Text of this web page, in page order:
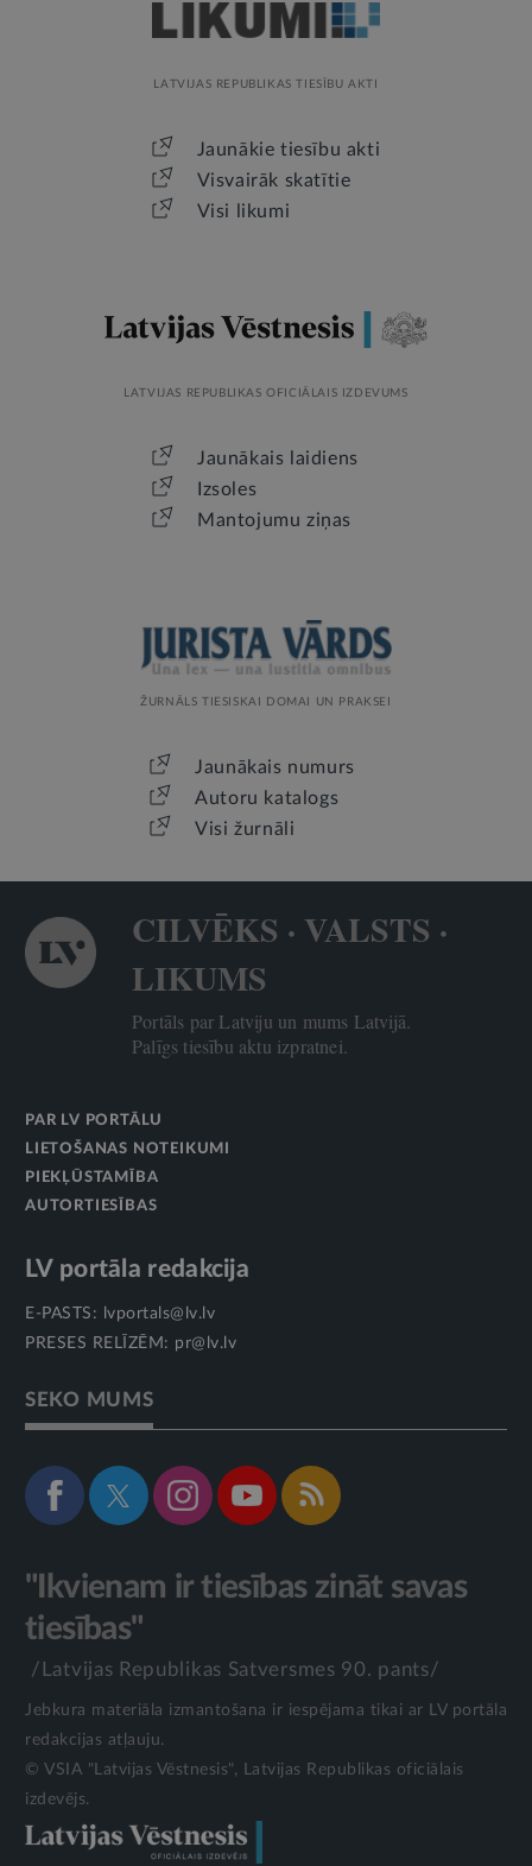
LATVIJAS REPUBLIKAS TIESĪBU AKTI
Jaunākie tiesību akti
Visvairāk skatītie
Visi likumi
LATVIJAS REPUBLIKAS OFICIĀLAIS IZDEVUMS
Jaunākais laidiens
Izsoles
Mantojumu ziņas
ŽURNĀLS TIESISKAI DOMAI UN PRAKSEI
Jaunākais numurs
Autoru katalogs
Visi žurnāli
CILVĒKS · VALSTS ·
LIKUMS
Portāls par Latviju un mums Latvijā.
Palīgs tiesību aktu izpratnei.
PAR LV PORTĀLU
LIETOŠANAS NOTEIKUMI
PIEKĻŪSTAMĪBA
AUTORTIESĪBAS
LV portāla redakcija
E-PASTS:
lvportals@lv.lv
PRESES RELĪZĒM: pr@lv.lv
SEKO MUMS
"Ikvienam ir tiesības zināt savas
tiesības"
/Latvijas Republikas Satversmes 90. pants/
Jebkura materiāla izmantošana ir iespējama tikai ar LV portāla
redakcijas atļauju.
© VSIA "Latvijas Vēstnesis", Latvijas Republikas oficiālais
izdevējs.